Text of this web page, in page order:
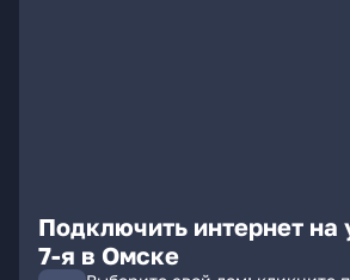
Подключить интернет на
7-я в Омске